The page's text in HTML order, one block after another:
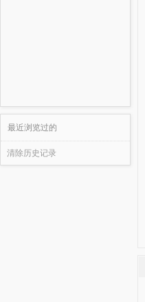
最近浏览过的
清除历史记录